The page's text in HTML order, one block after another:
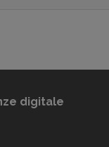
digitale